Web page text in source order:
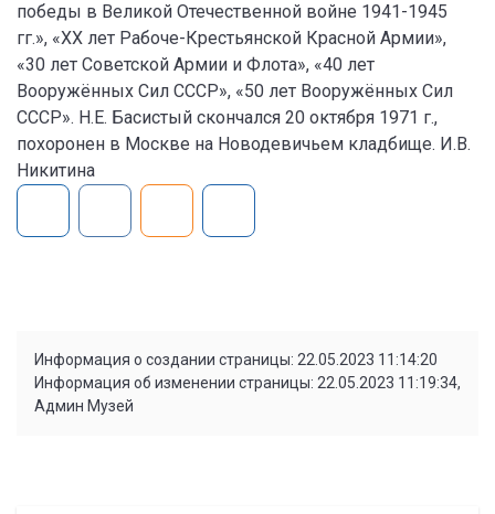
победы в Великой Отечественной войне 1941-1945
гг.», «XX лет Рабоче-Крестьянской Красной Армии»,
«30 лет Советской Армии и Флота», «40 лет
Вооружённых Сил СССР», «50 лет Вооружённых Сил
СССР». Н.Е. Басистый скончался 20 октября 1971 г.,
похоронен в Москве на Новодевичьем кладбище. И.В.
Никитина
Информация о создании страницы: 22.05.2023 11:14:20
Информация об изменении страницы: 22.05.2023 11:19:34,
Админ Музей